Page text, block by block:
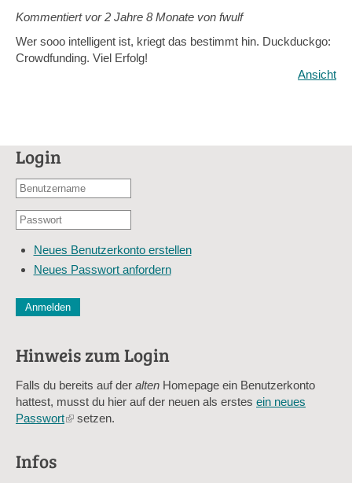
Kommentiert vor2 Jahre 8 Monate von fwulf
Wer sooo intelligent ist, kriegt das bestimmt hin. Duckduckgo:
Crowdfunding. Viel Erfolg!
Ansicht
Login
Benutzername
E-
Adresse
Passwort
Neues Benutzerkonto erstellen
Neues Passwort anfordern
Diese Sicherheitsfrage überprüft, ob Sie ein menschlicher
Sag mir nicht, wie viele Sternlein stehen
Hinweis zum Login
Falls du bereits auf der alten Homepage ein Benutzerkonto
hattest, musst du hier auf der neuen als erstes ein neues
Passwort(linksetzen.
Infos